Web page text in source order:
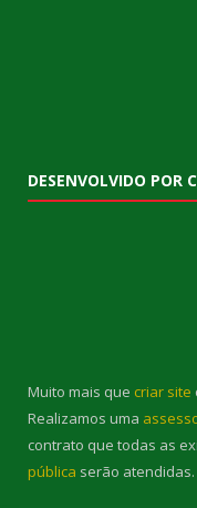
DESENVOLVIDO POR
Muito mais que criar site
Realizamos uma
contrato que todas as
pública serão atendidas.